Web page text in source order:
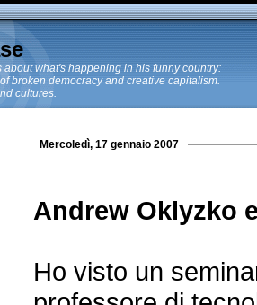
what's happening in his funny country:
broken democracy and creative capitalism.
cultures.
Mercoledì, 17 gennaio 2007
Andrew Oklyzko
Ho visto un